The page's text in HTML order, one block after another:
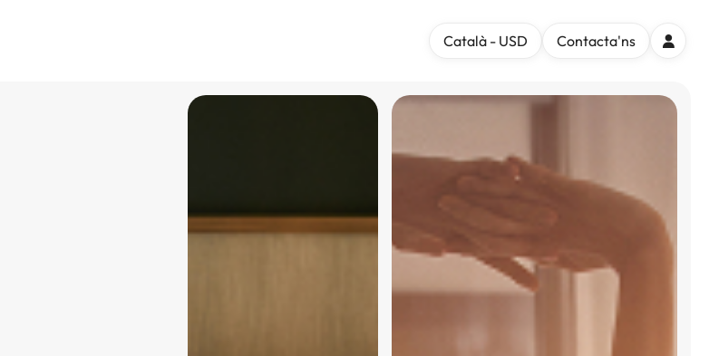
Català - USD Contacta'ns